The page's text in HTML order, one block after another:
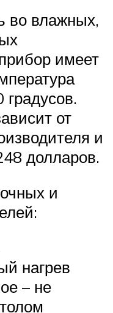
во влажных,
имеет
от
и
долларов.
и
нагрев
– не